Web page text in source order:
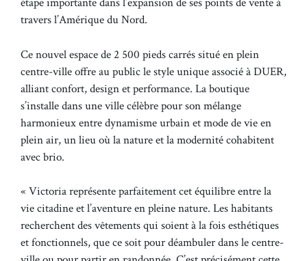
travers l’Amérique du Nord.
Ce nouvel espace de 2 500 pieds carrés situé en plein
centre-ville offre au public le style unique associé à DUER,
alliant confort, design et performance. La boutique
s’installe dans une ville célèbre pour son mélange
harmonieux entre dynamisme urbain et mode de vie en
plein air, un lieu où la nature et la modernité cohabitent
avec brio.
« Victoria représente parfaitement cet équilibre entre la
vie citadine et l’aventure en pleine nature. Les habitants
recherchent des vêtements qui soient à la fois esthétiques
et fonctionnels, que ce soit pour déambuler dans le centre-